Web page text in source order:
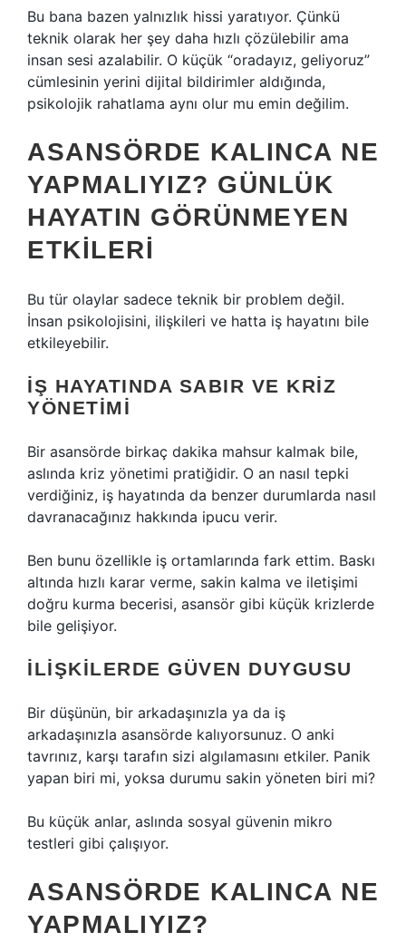
Bu bana bazen yalnızlık hissi yaratıyor. Çünkü
teknik olarak her şey daha hızlı çözülebilir ama
insan sesi azalabilir. O küçük “oradayız, geliyoruz”
cümlesinin yerini dijital bildirimler aldığında,
psikolojik rahatlama aynı olur mu emin değilim.
ASANSÖRDE KALINCA NE
YAPMALIYIZ? GÜNLÜK
HAYATIN GÖRÜNMEYEN
ETKILERI
Bu tür olaylar sadece teknik bir problem değil.
İnsan psikolojisini, ilişkileri ve hatta iş hayatını bile
etkileyebilir.
İŞ HAYATINDA SABIR VE KRIZ
YÖNETIMI
Bir asansörde birkaç dakika mahsur kalmak bile,
aslında kriz yönetimi pratiğidir. O an nasıl tepki
verdiğiniz, iş hayatında da benzer durumlarda nasıl
davranacağınız hakkında ipucu verir.
Ben bunu özellikle iş ortamlarında fark ettim. Baskı
altında hızlı karar verme, sakin kalma ve iletişimi
doğru kurma becerisi, asansör gibi küçük krizlerde
bile gelişiyor.
İLIŞKILERDE GÜVEN DUYGUSU
Bir düşünün, bir arkadaşınızla ya da iş
arkadaşınızla asansörde kalıyorsunuz. O anki
tavrınız, karşı tarafın sizi algılamasını etkiler. Panik
yapan biri mi, yoksa durumu sakin yöneten biri mi?
Bu küçük anlar, aslında sosyal güvenin mikro
testleri gibi çalışıyor.
ASANSÖRDE KALINCA NE
YAPMALIYIZ?